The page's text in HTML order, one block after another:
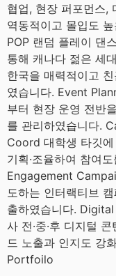
협업, 현장 퍼포먼스,
역동적이고 몰입도
POP 랜덤 플레이 댄
통해 캐나다 젊은 세
한국을 매력적이고
였습니다. Event
부터 현장 운영 전반
를 관리하였습니다.
Coord 대학생 타깃
기획·조율하여 참여
Engagement
도하는 인터랙티브
출하였습니다.
사 전·중·후 디지털
드 노출과 인지도 강
Portfoilo